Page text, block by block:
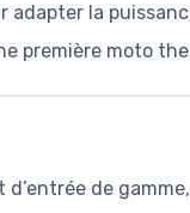
adapter la
première moto
de